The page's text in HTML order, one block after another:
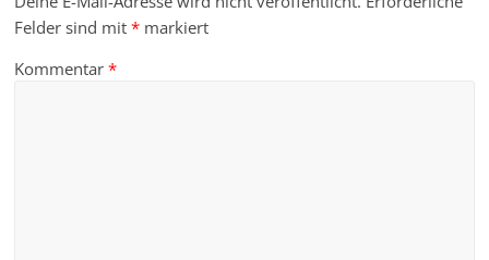
Felder sind mit* markiert
Kommentar*